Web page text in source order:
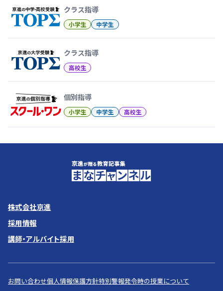
クラス指導
小学生 中学生
クラス指導
高校生
個別指導
小学生 中学生 高校生
株式会社京進
採用情報
講師・アルバイト採用
お問い合わせ個人情報保護方針特別警報発令時の授業について